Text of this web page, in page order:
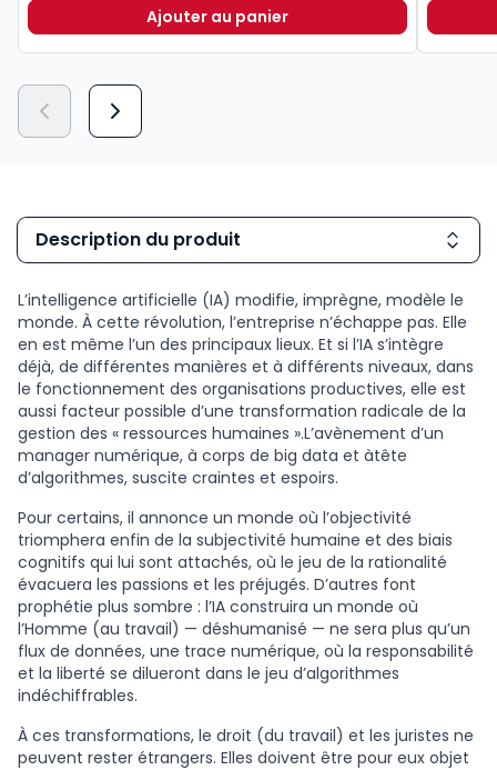
Ajouter au panierLexique des termes juridiques
Description du produit
L’intelligence artificielle (IA) modifie, imprègne, modèle le
monde. À cette révolution, l’entreprise n’échappe pas. Elle
en est même l’un des principaux lieux. Et si l’IA s’intègre
déjà, de différentes manières et à différents niveaux, dans
le fonctionnement des organisations productives, elle est
aussi facteur possible d’une transformation radicale de la
gestion des « ressources humaines ».L’avènement d’un
manager numérique, à corps de big data et àtête
d’algorithmes, suscite craintes et espoirs.
Pour certains, il annonce un monde où l’objectivité
triomphera enfin de la subjectivité humaine et des biais
cognitifs qui lui sont attachés, où le jeu de la rationalité
évacuera les passions et les préjugés. D’autres font
prophétie plus sombre : l’IA construira un monde où
l’Homme (au travail) — déshumanisé — ne sera plus qu’un
flux de données, une trace numérique, où la responsabilité
et la liberté se dilueront dans le jeu d’algorithmes
indéchiffrables.
À ces transformations, le droit (du travail) et les juristes ne
peuvent rester étrangers. Elles doivent être pour eux objet